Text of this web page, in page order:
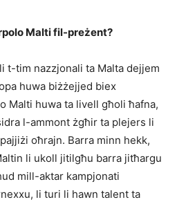
Malti fil-preżent?
t-tim nazzjonali ta Malta dejjem
huwa biżżejjed biex
Malti huwa ta livell għoli ħafna,
l-ammont żgħir ta plejers li
oħrajn. Barra minn hekk,
li ukoll jitilgħu barra jitħargu
mill-aktar kampjonati
li turi li hawn talent ta